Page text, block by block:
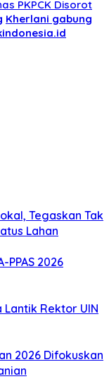
PKPCK Disorot
Kherlani gabung
Tegaskan Tak
Lahan
PPAS 2026
Rektor UIN
2026 Difokuskan